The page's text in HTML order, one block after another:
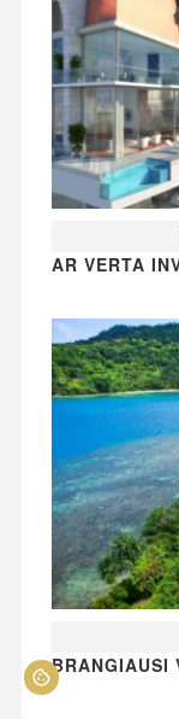
AR VERTA
BRANGIAUSI